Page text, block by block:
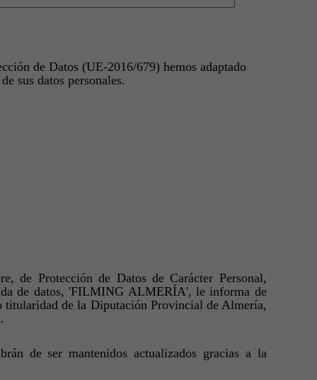
de Datos (UE-2016/679) hemos adaptado
sus datos personales.
de Protección de Datos de Carácter Personal,
de datos, 'FILMING ALMERÍA', le informa de
titularidad de la Diputación Provincial de Almería,
de ser mantenidos actualizados gracias a la